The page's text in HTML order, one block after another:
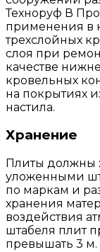
Техноруф В
применения в
трехслойных
слоя при
качестве
кровельных
на покрытиях
настила.
Хранение
Плиты должны
уложенными
по маркам и
хранения
воздействия
штабеля плит
превышать 3 м.